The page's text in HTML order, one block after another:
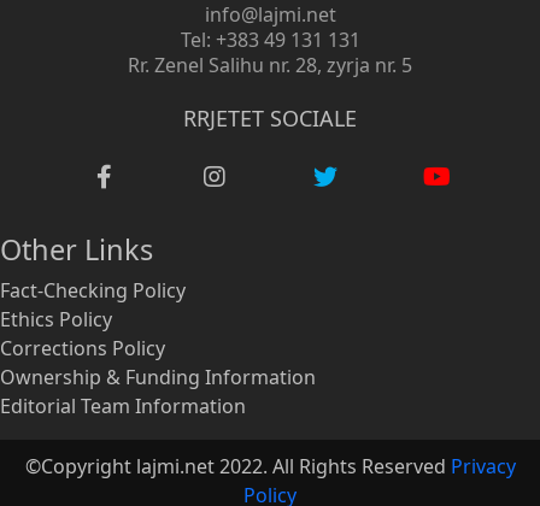
info@lajmi.net
Tel: +383 49 131 131
Rr. Zenel Salihu nr. 28, zyrja nr. 5
RRJETET SOCIALE
Other Links
Fact-Checking Policy
Ethics Policy
Corrections Policy
Ownership & Funding Information
Editorial Team Information
©Copyright lajmi.net 2022. All Rights Reserved Privacy
Policy